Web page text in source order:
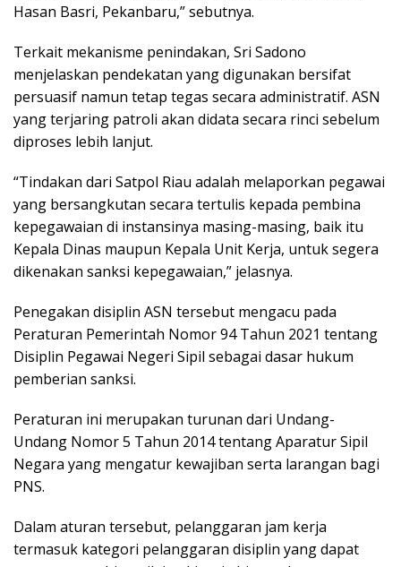
Hasan Basri, Pekanbaru,” sebutnya.
Terkait mekanisme penindakan, Sri Sadono
menjelaskan pendekatan yang digunakan bersifat
persuasif namun tetap tegas secara administratif. ASN
yang terjaring patroli akan didata secara rinci sebelum
diproses lebih lanjut.
“Tindakan dari Satpol Riau adalah melaporkan pegawai
yang bersangkutan secara tertulis kepada pembina
kepegawaian di instansinya masing-masing, baik itu
Kepala Dinas maupun Kepala Unit Kerja, untuk segera
dikenakan sanksi kepegawaian,” jelasnya.
Penegakan disiplin ASN tersebut mengacu pada
Peraturan Pemerintah Nomor 94 Tahun 2021 tentang
Disiplin Pegawai Negeri Sipil sebagai dasar hukum
pemberian sanksi.
Peraturan ini merupakan turunan dari Undang-
Undang Nomor 5 Tahun 2014 tentang Aparatur Sipil
Negara yang mengatur kewajiban serta larangan bagi
PNS.
Dalam aturan tersebut, pelanggaran jam kerja
termasuk kategori pelanggaran disiplin yang dapat